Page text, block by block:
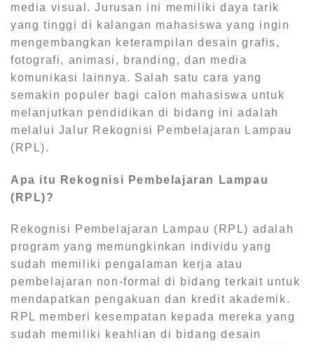
media visual. Jurusan ini memiliki daya tarik
yang tinggi di kalangan mahasiswa yang ingin
mengembangkan keterampilan desain grafis,
fotografi, animasi, branding, dan media
komunikasi lainnya. Salah satu cara yang
semakin populer bagi calon mahasiswa untuk
melanjutkan pendidikan di bidang ini adalah
melalui Jalur Rekognisi Pembelajaran Lampau
(RPL).
Apa itu Rekognisi Pembelajaran Lampau
(RPL)?
Rekognisi Pembelajaran Lampau (RPL) adalah
program yang memungkinkan individu yang
sudah memiliki pengalaman kerja atau
pembelajaran non-formal di bidang terkait untuk
mendapatkan pengakuan dan kredit akademik.
RPL memberi kesempatan kepada mereka yang
sudah memiliki keahlian di bidang desain